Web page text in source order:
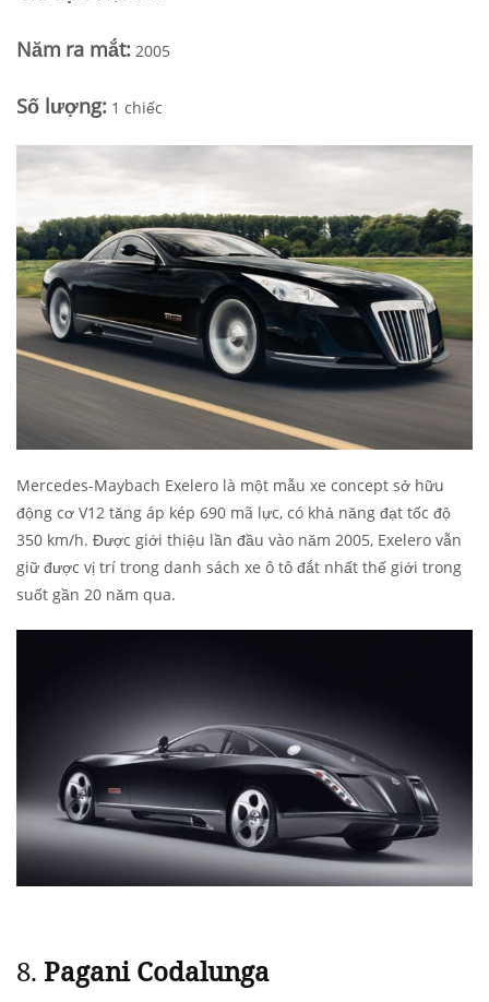
Năm ra mắt: 2005
Số lượng: 1 chiếc
Mercedes-Maybach Exelero là một mẫu xe concept sở hữu
động cơ V12 tăng áp kép 690 mã lực, có khả năng đạt tốc độ
350 km/h. Được giới thiệu lần đầu vào năm 2005, Exelero vẫn
giữ được vị trí trong danh sách xe ô tô đắt nhất thế giới trong
suốt gần 20 năm qua.
8. Pagani Codalunga